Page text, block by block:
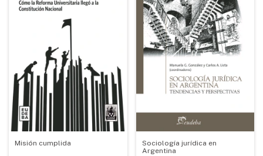
Misión cumplida
Sociología jurídica en
Argentina